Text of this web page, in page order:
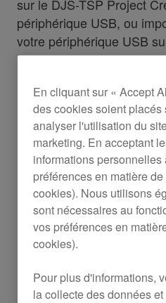
sur le DJS-TSP Project
périphérique USB, ou
votre périphérique USB
Téléchargez le
pour Mac ou
DJS-TSP
DJS-TSP
Décompressez/
téléchargé.
Double-cliquez sur
Creator ***.exe file' et
En cliquant sur « Accept
des cookies soient
analyser l'utilisation du
marketing. En acceptant
informations
préférences en matière
cookies). Nous utilisons
sont nécessaires au
vos préférences en
cookies).
Pour plus d'informations,
la collecte des données